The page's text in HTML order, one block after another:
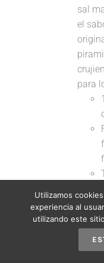
sal
el
para
Utilizamos
experiencia al
utilizando este